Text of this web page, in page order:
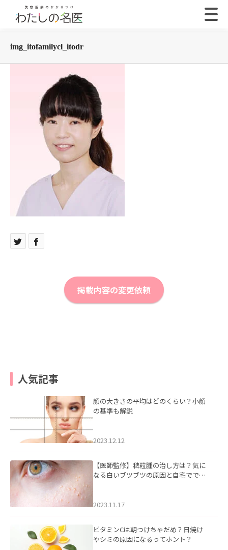
img_itofamilycl_itodr
掲載内容の変更依頼
人気記事
顔の大きさの平均はどのくらい？小顔
の基準も解説
2023.12.12
【医師監修】稗粒腫の治し方は？気に
なる白いブツブツの原因と自宅ででき
2023.11.17
ビタミンCは朝つけちゃだめ？日焼け
やシミの原因になるってホント？